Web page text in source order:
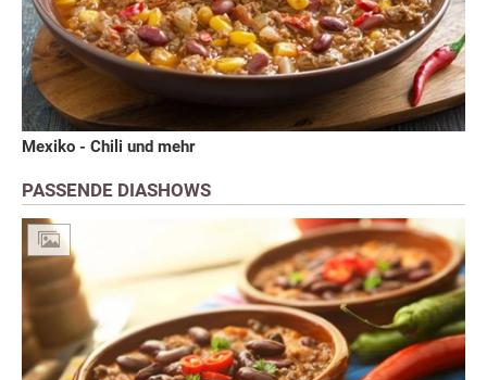
Mexiko - Chili und mehr
PASSENDE DIASHOWS